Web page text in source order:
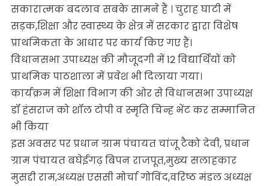
सकारात्मक बदलाव सबके सामने हैं । चुराह घाटी में
सड़क,शिक्षा और स्वास्थ्य के क्षेत्र में सरकार द्वारा विशेष
प्राथमिकता के आधार पर कार्य किए गए हैं।
विधानसभा उपाध्यक्ष की मौजूदगी में 12 विद्यार्थियों को
प्राथमिक पाठशाला में प्रवेश भी दिलाया गया।
कार्यक्रम में शिक्षा विभाग की ओर से विधानसभा उपाध्यक्ष
डॉ हंसराज को शॉल टोपी व स्मृति चिन्ह भेंट कर सम्मानित
भी किया
इस अवसर पर प्रधान ग्राम पंचायत चांजू टैको देवी, प्रधान
ग्राम पंचायत बघेईगढ़ बिपन राजपूत,मुख्य सलाहकार
मुसद्दी राम,अध्यक्ष एससी मोर्चा गोविंद,वरिष्ठ मंडल अध्यक्ष